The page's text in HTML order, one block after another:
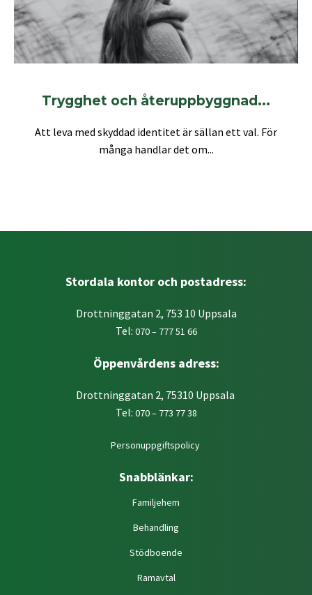
Trygghet och återuppbyggnad...
Att leva med skyddad identitet är sällan ett val. För
många handlar det om...
Stordala kontor och postadress:
Drottninggatan 2, 753 10 Uppsala
Tel: 070 – 777 51 66
Öppenvårdens adress:
Drottninggatan 2, 75310 Uppsala
Tel: 070 – 773 77 38
Personuppgiftspolicy
Snabblänkar:
Familjehem
Behandling
Stödboende
Ramavtal